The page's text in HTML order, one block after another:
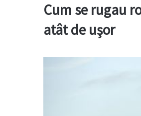
Cum se rugau
atât de uşor